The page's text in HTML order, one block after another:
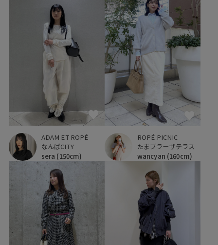
ADAM ET ROPÉ
なんばCITY
sera (150cm)
ROPÉ PICNIC
たまプラーザテラス
wancyan (160cm)